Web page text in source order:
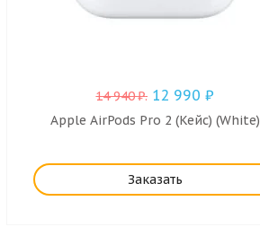
14 940₽. 12 990 ₽
Apple AirPods Pro 2 (Кейс) (White)
Заказать